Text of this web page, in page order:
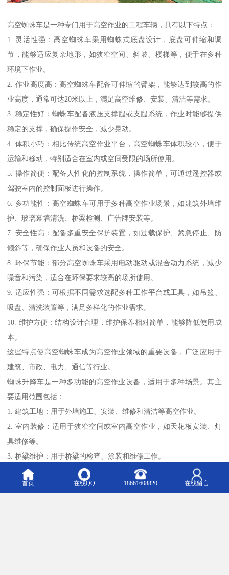
高空蜘蛛车是一种专门用于高空作业的工程车辆，具有以下特点：
1. 灵活性强：高空蜘蛛车采用蜘蛛式底盘设计，底盘可伸缩和调
节，能够适应复杂地形，如狭窄空间、斜坡、楼梯等，便于在多种
环境下作业。
2. 作业高度高：高空蜘蛛车配备可伸缩的臂架，能够达到较高的作
业高度，通常可达20米以上，满足高空维修、安装、清洁等需求。
3. 稳定性好：蜘蛛车配备液压支撑腿或支腿系统，作业时能够提供
稳定的支撑，确保操作安全，减少晃动。
4. 体积小巧：相比传统高空作业平台，高空蜘蛛车体积较小，便于
运输和移动，特别适合在室内或空间受限的场所使用。
5. 操作简便：配备人性化的控制系统，操作简单，可通过遥控器或
驾驶室内的控制面板进行操作。
6. 多功能性：高空蜘蛛车可用于多种高空作业场景，如建筑外墙维
护、玻璃幕墙清洗、桥梁检测、广告牌安装等。
7. 安全性高：配备多重安全保护装置，如过载保护、紧急停止、防
倾斜等，确保作业人员和设备的安全。
8. 环保节能：部分高空蜘蛛车采用电动驱动或混合动力系统，减少
噪音和污染，适合在环保要求较高的场所使用。
9. 适应性强：可根据不同需求选配多种工作平台或工具，如吊篮、
吸盘、清洗装置等，满足多样化的作业需求。
10. 维护方便：结构设计合理，维护保养相对简单，能够降低使用成
本。
这些特点使高空蜘蛛车成为高空作业领域的重要设备，广泛应用于
建筑、市政、电力、通信等行业。
蜘蛛升降车是一种多功能的高空作业设备，适用于多种场景。其主
要适用范围包括：
1. 建筑工地：用于外墙施工、安装、维修和清洁等高空作业。
2. 室内装修：适用于狭窄空间或室内高空作业，如天花板安装、灯
具维修等。
3. 桥梁维护：用于桥梁的检查、涂装和维修工作。
4. 电力设施：适用于电线杆、变电站等电力设施的安装和维护。
5. 影视拍摄：用于搭建摄影棚、灯光布置等需要高空作业的场合。
首页 在线QQ 18661608820 在线留言